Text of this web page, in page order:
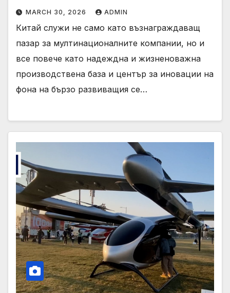
MARCH 30, 2026 ADMIN
Китай служи не само като възнаграждаващ
пазар за мултинационалните компании, но и
все повече като надеждна и жизненоважна
производствена база и център за иновации на
фона на бързо развиващия се…